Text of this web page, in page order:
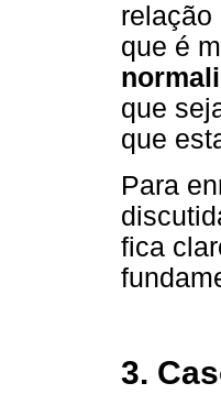
relação
que é
que
que
Para
fica
3.